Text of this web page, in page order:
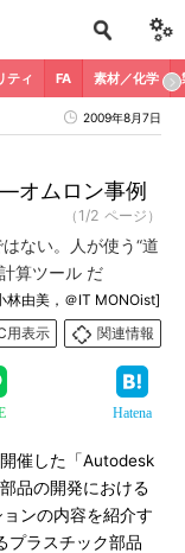
ティ FA 素材／化学
2009年8月7日
オムロン事例
（1/2 ページ）
ない。人が使う“道
算ツール だ
林由美，＠IT MONOist]
用表示
関連情報
Hatena
催した「Autodesk
品の開発における
ンの内容を紹介す
プラスチック部品